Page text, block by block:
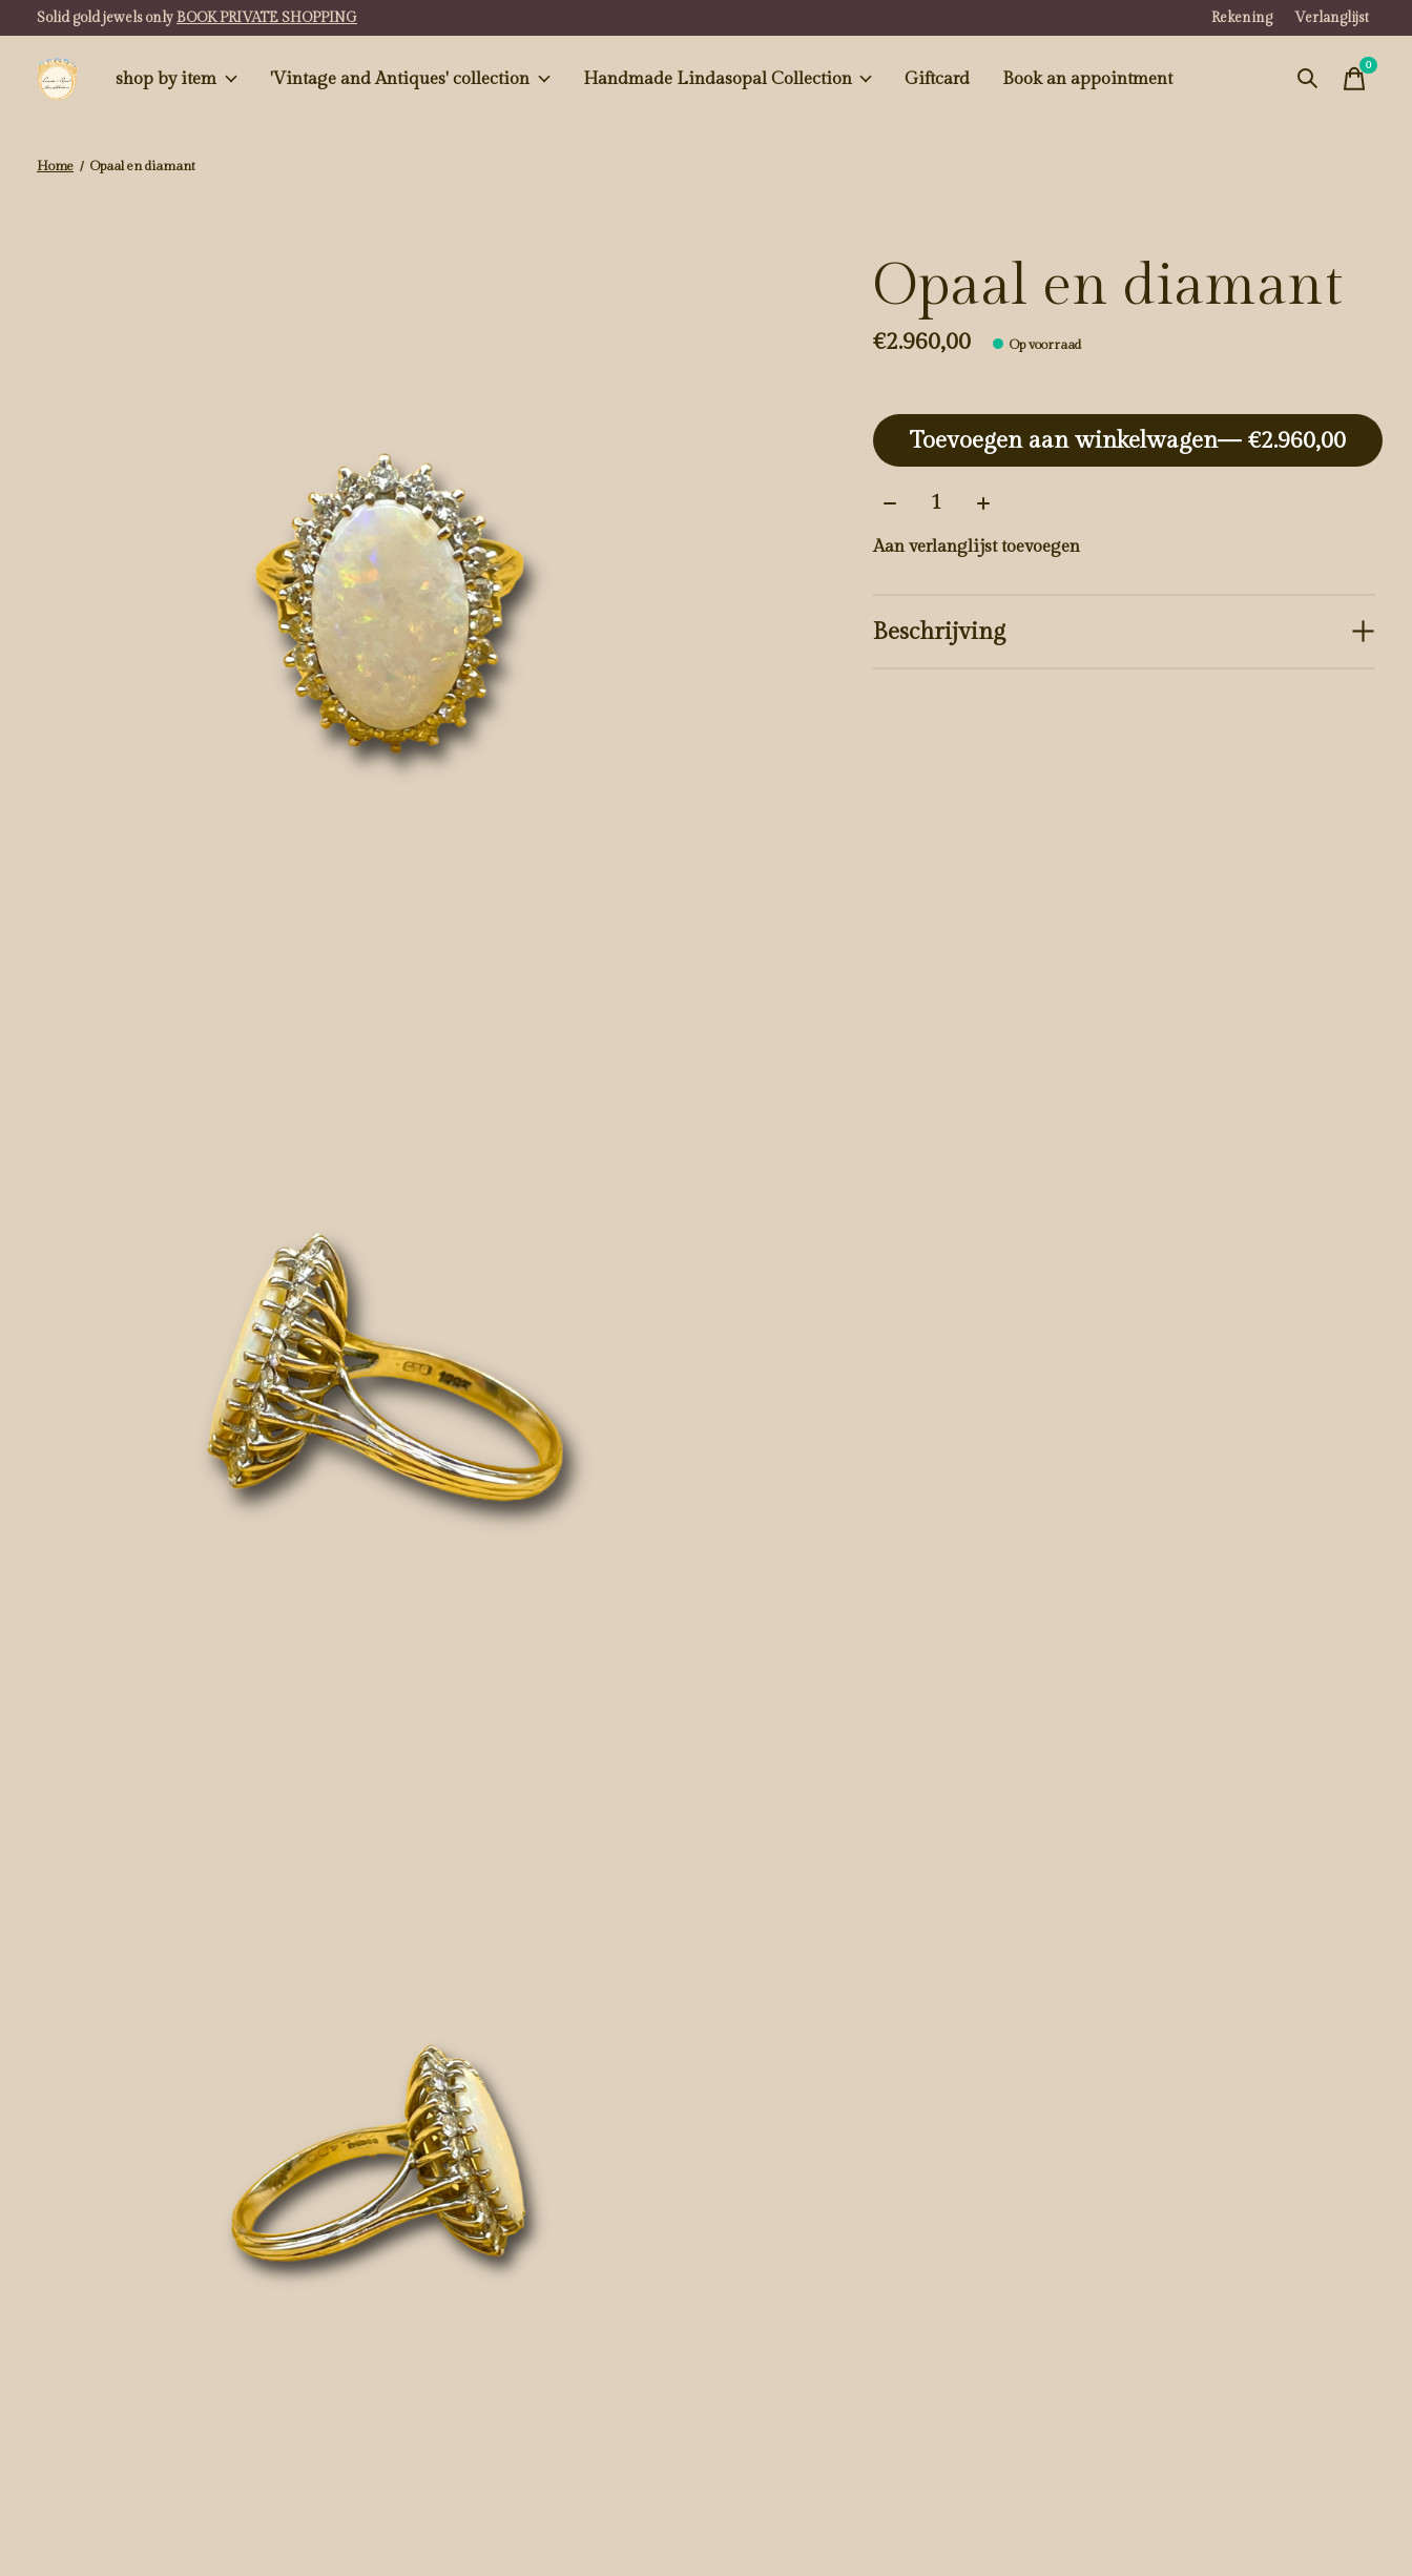
Solid gold jewels onlyBOOK PRIVATE SHOPPING Rekening Verlanglijst
shop by item 'Vintage and Antiques' collection Handmade Lindasopal Collection Giftcard Book an appointment
0items
Home / Opaal en diamant
Opaal en diamant
€2.960,00 Op voorraad
Toevoegen aan winkelwagen
— €2.960,00
Aantal:
Aan verlanglijst toevoegen
Beschrijving